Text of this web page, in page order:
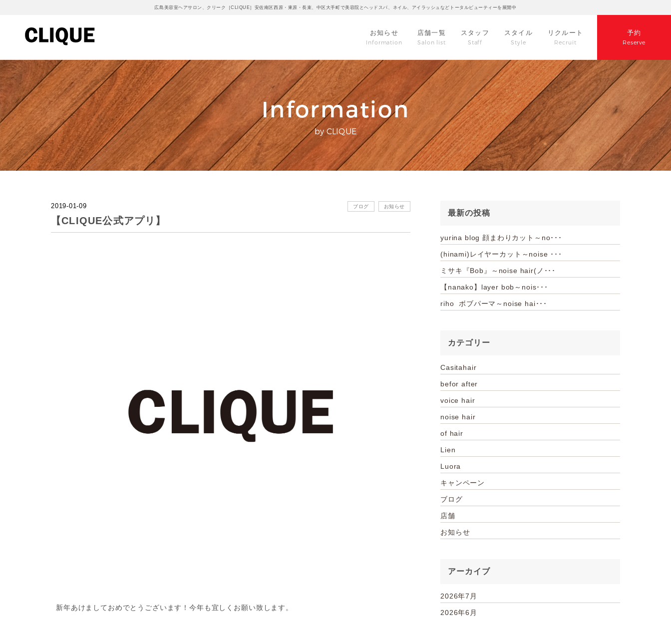
広島美容室ヘアサロン、クリーク［CLIQUE］安佐南区西原・東原・長束、中区大手町で美容院とヘッドスパ、ネイル、アイラッシュなどトータルビューティーを展開中
お知らせ
Information
店舗一覧
Salon list
スタッフ
Staff
スタイル
Style
リクルート
Recruit
予約
Reserve
Information
by CLIQUE
2019-01-09 ブログ お知らせ
【CLIQUE公式アプリ】
新年あけましておめでとうございます！今年も宜しくお願い致します。
最新の投稿
yurina blog 顔まわりカット～no･･･
(hinami)レイヤーカット～noise ･･･
ミサキ『Bob』～noise hair(ノ･･･
【nanako】layer bob～nois･･･
riho ボブパーマ～noise hai･･･
カテゴリー
Casitahair
befor after
voice hair
noise hair
of hair
Lien
Luora
キャンペーン
ブログ
店舗
お知らせ
アーカイブ
2026年7月
2026年6月